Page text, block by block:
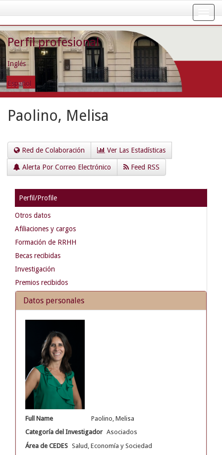
navigation
Perfil profesional
Inglés
Español
Paolino, Melisa
Red de Colaboración Ver Las Estadísticas
Alerta Por Correo Electrónico Feed RSS
Perfil/Profile
Otros datos
Afiliaciones y cargos
Formación de RRHH
Becas recibidas
Investigación
Premios recibidos
Datos personales
Full Name
Paolino, Melisa
Categoría del Investigador Asociados
Área de CEDES Salud, Economía y Sociedad